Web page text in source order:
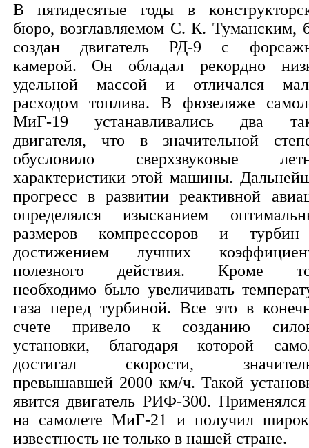
В пятидесятые годы в
бюро, возглавляемом С. К. Туманским,
создан двигатель РД-9 с
камерой. Он обладал рекордно
удельной массой и отличался
расходом топлива. В фюзеляже
МиГ-19 устанавливались два
двигателя, что в значительной
обусловило сверхзвуковые
характеристики этой машины.
прогресс в развитии реактивной
определялся изысканием
размеров компрессоров и
достижением лучших
полезного действия. Кроме
необходимо было увеличивать
газа перед турбиной. Все это в
счете привело к созданию
установки, благодаря которой
достигал скорости,
превышавшей 2000 км/ч. Такой
явится двигатель РИФ-300.
на самолете МиГ-21 и получил
известность не только в нашей стране.